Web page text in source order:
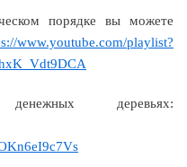
порядке вы можете
www.youtube.com/playlist?
деревьях: